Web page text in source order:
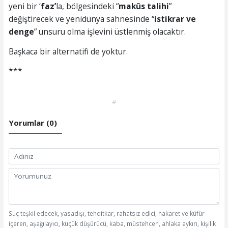
yeni bir ‘faz’la, bölgesindeki “makûstalihi”
değiştirecek ve yenidünya sahnesinde “istikrar ve
denge” unsuru olma işlevini üstlenmiş olacaktır.
Başkaca bir alternatifi de yoktur.
***
#
Yorumlar (0)
Suç teşkil edecek, yasadışı, tehditkar, rahatsız edici, hakaret ve küfür
içeren, aşağılayıcı, küçük düşürücü, kaba, müstehcen, ahlaka aykırı, kişilik